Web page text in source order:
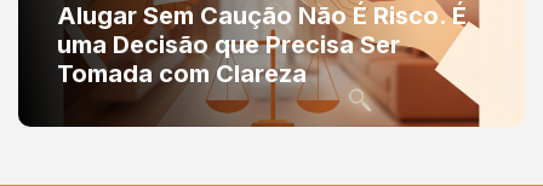
Alugar Sem Caução Não É Risco. É
uma Decisão que Precisa Ser
Tomada com Clareza